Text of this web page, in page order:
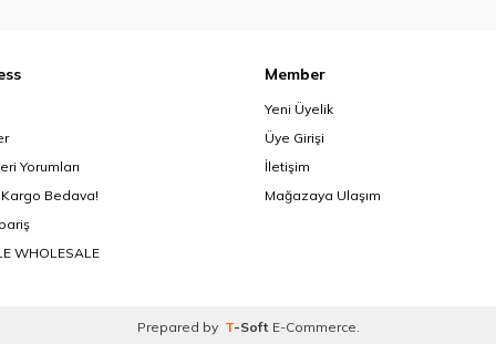
Yorumları
Bedava!
WHOLESALE
Member
Yeni Üyelik
Üye Girişi
İletişim
Mağazaya Ulaşım
Prepared by T-Soft E-Commerce.